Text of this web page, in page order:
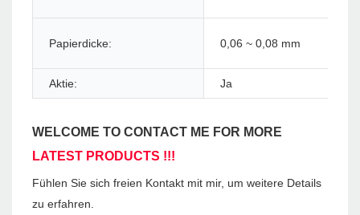
Papierdicke: 0,06 ~ 0,08 mm
Aktie: Ja
WELCOME TO CONTACT ME FOR MORE
LATEST PRODUCTS !!!
Fühlen Sie sich freien Kontakt mit mir, um weitere Details
zu erfahren.